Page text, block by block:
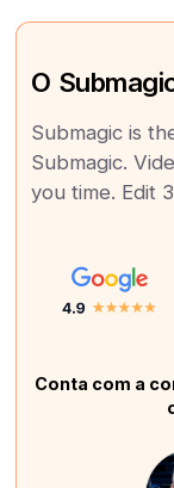
O
Submagic is
Submagic.
you time. Edit
Conta com a